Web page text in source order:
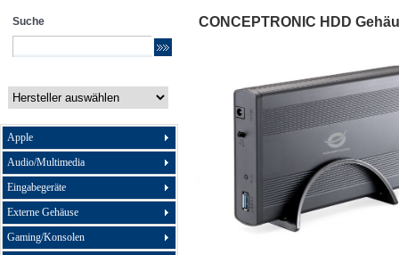
Suche
Apple
Audio/Multimedia
Eingabegeräte
Externe Gehäuse
Gaming/Konsolen
CONCEPTRONIC HDD